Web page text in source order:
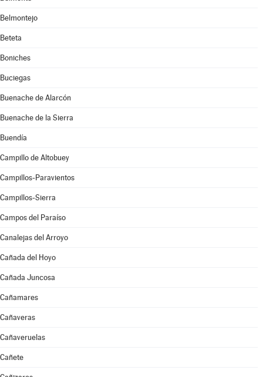
Belmontejo
Beteta
Boniches
Buciegas
Buenache de Alarcón
Buenache de la Sierra
Buendía
Campillo de Altobuey
Campillos-Paravientos
Campillos-Sierra
Campos del Paraíso
Canalejas del Arroyo
Cañada del Hoyo
Cañada Juncosa
Cañamares
Cañaveras
Cañaveruelas
Cañete